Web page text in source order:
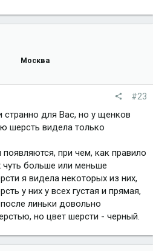
Москва
#23
странно для Вас, но у щенков
шерсть видела только
при чем, как правило
больше или меньше
я видела некоторых из них,
у них у всех густая и прямая,
линьки довольно
но цвет шерсти - черный.